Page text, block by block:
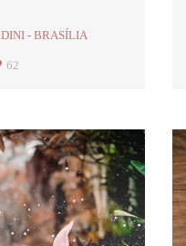
- BRASÍLIA
62